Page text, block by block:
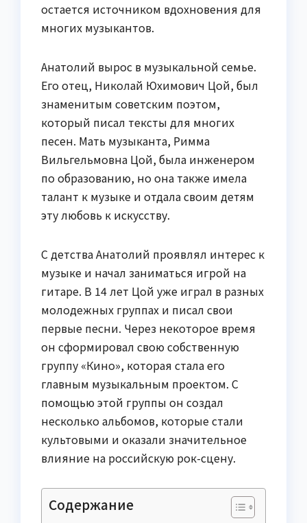
остается источником вдохновения для
многих музыкантов.
Анатолий вырос в музыкальной семье.
Его отец, Николай Юхимович Цой, был
знаменитым советским поэтом,
который писал тексты для многих
песен. Мать музыканта, Римма
Вильгельмовна Цой, была инженером
по образованию, но она также имела
талант к музыке и отдала своим детям
эту любовь к искусству.
С детства Анатолий проявлял интерес к
музыке и начал заниматься игрой на
гитаре. В 14 лет Цой уже играл в разных
молодежных группах и писал свои
первые песни. Через некоторое время
он сформировал свою собственную
группу «Кино», которая стала его
главным музыкальным проектом. С
помощью этой группы он создал
несколько альбомов, которые стали
культовыми и оказали значительное
влияние на российскую рок-сцену.
Содержание